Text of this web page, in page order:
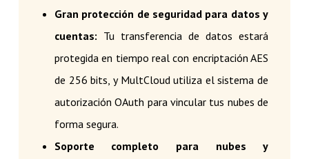
Gran protección de seguridad para datos y
cuentas: Tu transferencia de datos estará
protegida en tiempo real con encriptación AES
de 256 bits, y MultCloud utiliza el sistema de
autorización OAuth para vincular tus nubes de
forma segura.
Soporte completo para nubes y